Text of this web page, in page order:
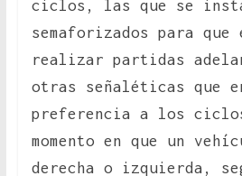
ciclos, las que se
semaforizados para que
realizar partidas
otras señaléticas que
preferencia a los
momento en que un
derecha o izquierda,